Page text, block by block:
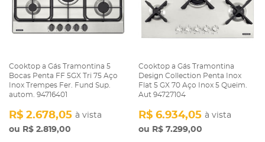
Cooktop a Gás Tramontina 5
Bocas Penta FF 5GX Tri 75 Aço
Inox Trempes Fer. Fund Sup.
autom. 94716401
R$ 2.819,00
R$ 2.678,05 à vista
Cooktop a Gás Tramontina
Design Collection Penta Inox
Flat 5 GX 70 Aço Inox 5 Queim.
Aut 94727104
R$ 7.299,00
R$ 6.934,05 à vista